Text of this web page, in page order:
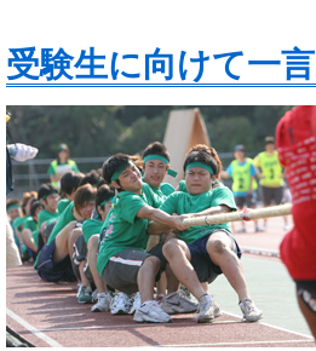
受験生に向けて一言